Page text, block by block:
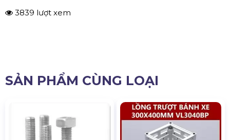
3839 lượt xem
SẢN PHẨM CÙNG LOẠI